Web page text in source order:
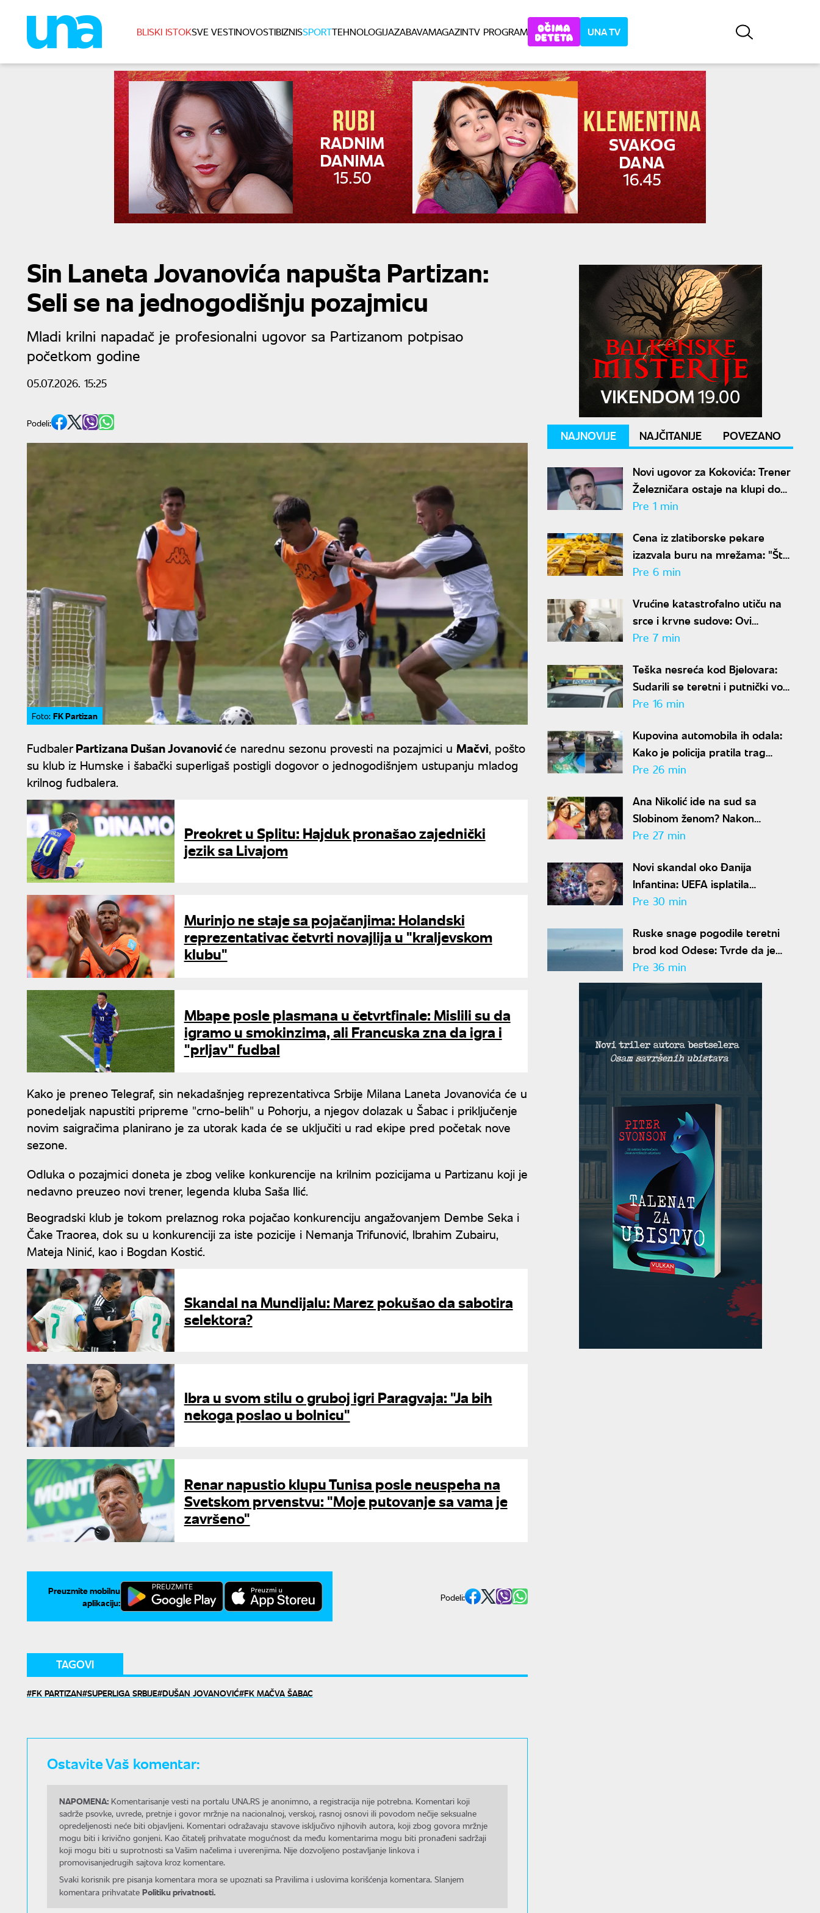
BLISKI ISTOKSVE VESTINOVOSTIBIZNISSPORTTEHNOLOGIJAZABAVAMAGAZINTV PROGRAM UNA TV
Sin Laneta Jovanovića napušta Partizan:
Seli se na jednogodišnju pozajmicu
Mladi krilni napadač je profesionalni ugovor sa Partizanom potpisao
početkom godine
05.07.2026. 15:25
Podeli:
Foto: FK Partizan
FudbalerPartizana Dušan Jovanovićće narednu sezonu provesti na pozajmici u Mačvi, pošto
su klub iz Humske i šabački superligaš postigli dogovor o jednogodišnjem ustupanju mladog
krilnog fudbalera.
Preokret u Splitu: Hajduk pronašao zajednički
jezik sa Livajom
Murinjo ne staje sa pojačanjima: Holandski
reprezentativac četvrti novajlija u "kraljevskom
klubu"
Mbape posle plasmana u četvrtfinale: Mislili su da
igramo u smokinzima, ali Francuska zna da igra i
"prljav" fudbal
Kako je preneo Telegraf, sin nekadašnjeg reprezentativca Srbije Milana Laneta Jovanovića će u
ponedeljak napustiti pripreme "crno-belih" u Pohorju, a njegov dolazak u Šabac i priključenje
novim saigračima planirano je za utorak kada će se uključiti u rad ekipe pred početak nove
sezone.
Odluka o pozajmici doneta je zbog velike konkurencije na krilnim pozicijama u Partizanu koji je
nedavno preuzeo novi trener, legenda kluba Saša Ilić.
Beogradski klub je tokom prelaznog roka pojačao konkurenciju angažovanjem Dembe Seka i
Čake Traorea, dok su u konkurenciji za iste pozicije i Nemanja Trifunović, Ibrahim Zubairu,
Mateja Ninić, kao i Bogdan Kostić.
Skandal na Mundijalu: Marez pokušao da sabotira
selektora?
Ibra u svom stilu o gruboj igri Paragvaja: "Ja bih
nekoga poslao u bolnicu"
Renar napustio klupu Tunisa posle neuspeha na
Svetskom prvenstvu: "Moje putovanje sa vama je
završeno"
Preuzmite mobilnu
aplikaciju:
Podeli:
TAGOVI
FK PARTIZAN SUPERLIGA SRBIJE DUŠAN JOVANOVIĆ FK MAČVA ŠABAC
Ostavite Vaš komentar:
NAPOMENA: Komentarisanje vesti na portalu UNA.RS je anonimno, a registracija nije potrebna. Komentari koji
sadrže psovke, uvrede, pretnje i govor mržnje na nacionalnoj, verskoj, rasnoj osnovi ili povodom nečije seksualne
opredeljenosti neće biti objavljeni. Komentari odražavaju stavove isključivo njihovih autora, koji zbog govora mržnje
mogu biti i krivično gonjeni. Kao čitatelj prihvatate mogućnost da među komentarima mogu biti pronađeni sadržaji
koji mogu biti u suprotnosti sa Vašim načelima i uverenjima. Nije dozvoljeno postavljanje linkova i
promovisanjedrugih sajtova kroz komentare.
Svaki korisnik pre pisanja komentara mora se upoznati sa Pravilima i uslovima korišćenja komentara. Slanjem
komentara prihvatate Politiku privatnosti.
NAJNOVIJE NAJČITANIJE POVEZANO
Novi ugovor za Kokovića: Trener
Železničara ostaje na klupi do
2028. godine
Pre 1 min
Cena iz zlatiborske pekare
izazvala buru na mrežama: "Šta
zna čovek šta je 300 grama
Pre 6 min
Vrućine katastrofalno utiču na
srce i krvne sudove: Ovi
simptomi su alarm za hitnu
Pre 7 min
Teška nesreća kod Bjelovara:
Sudarili se teretni i putnički voz,
ima povređenih
Pre 16 min
Kupovina automobila ih odala:
Kako je policija pratila trag
novca posle ubistva piljara (73)
Pre 26 min
Ana Nikolić ide na sud sa
Slobinom ženom? Nakon
gnusnog vređanja, oglasio se
Pre 27 min
Novi skandal oko Đanija
Infantina: UEFA isplatila
šestocifrenu sumu njegovoj
Pre 30 min
Ruske snage pogodile teretni
brod kod Odese: Tvrde da je
prevozio oružje i opremu za
Ukrajinu
Pre 36 min